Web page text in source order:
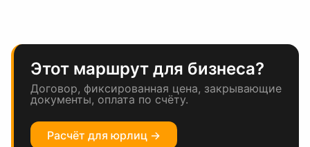
Этот маршрут для бизнеса?
Договор, фиксированная цена, закрывающие
документы, оплата по счёту.
Расчёт для юрлиц →